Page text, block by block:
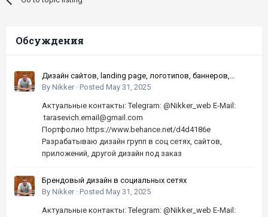
Обсуждения
Дизайн сайтов, landing page, логотипов, баннеров,
шапок | Высокое качество, по хорошей цене
By Nikker · Posted May 31, 2025
Актуальные контакты: Telegram: @Nikker_web E-Mail:
tarasevich.email@gmail.com
Портфолио https://www.behance.net/d4d4186e
Разрабатываю дизайн групп в соц сетях, сайтов,
приложений, другой дизайн под заказ
Брендовый дизайн в социальных сетях
By Nikker · Posted May 31, 2025
Актуальные контакты: Telegram: @Nikker_web E-Mail: